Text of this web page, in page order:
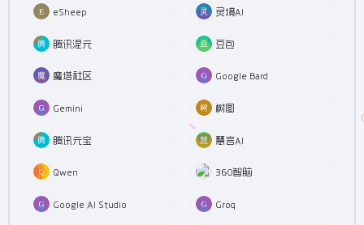
eSheep 灵境AI
腾讯混元 豆包
魔塔社区 Google Bard
Gemini 树图
腾讯元宝 慧言AI
Qwen 360智脑
Google AI Studio Groq